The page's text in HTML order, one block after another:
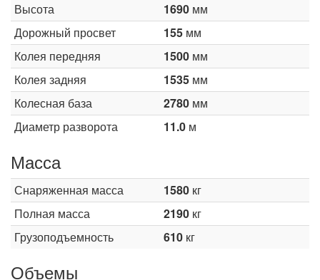
Высота
1690 мм
Дорожный просвет
155 мм
Колея передняя
1500 мм
Колея задняя
1535 мм
Колесная база
2780 мм
Диаметр разворота
11.0 м
Масса
Снаряженная масса 1580 кг
Полная масса
2190 кг
Грузоподъемность
610 кг
Объемы